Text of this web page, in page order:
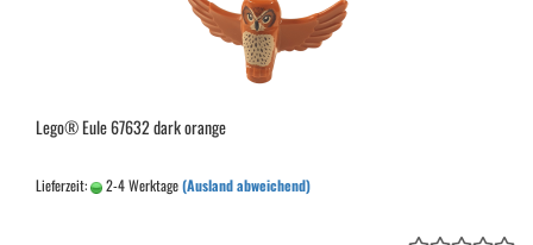
Lego® Eule 67632 dark orange
Lieferzeit: 2-4 Werktage(Ausland abweichend)